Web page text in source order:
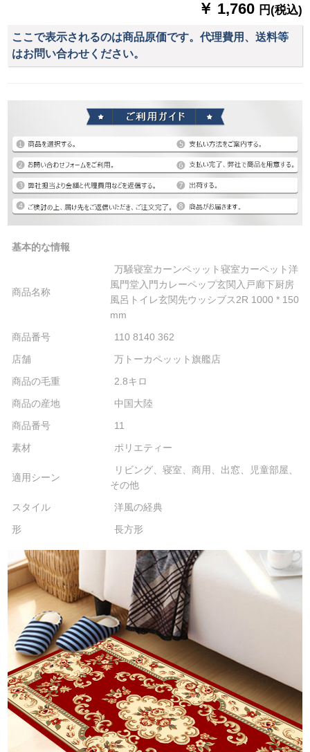
￥ 1,760 円(税込)
ここで表示されるのは商品原価です。代理費用、送料等
はお問い合わせください。
基本的な情報
商品名称
万騒寝室カーンペッット寝室カーペット洋
風門堂入門カレーペップ玄関入戸廊下厨房
風呂トイレ玄関先ウッシブス2R 1000 * 150
mm
商品番号
110 8140 362
店舗
万トーカペッット旗艦店
商品の毛重
2.8キロ
商品の産地
中国大陸
商品番号
11
素材
ポリエティー
適用シーン
リビング、寝室、商用、出窓、児童部屋、
その他
スタイル
洋風の経典
形
長方形